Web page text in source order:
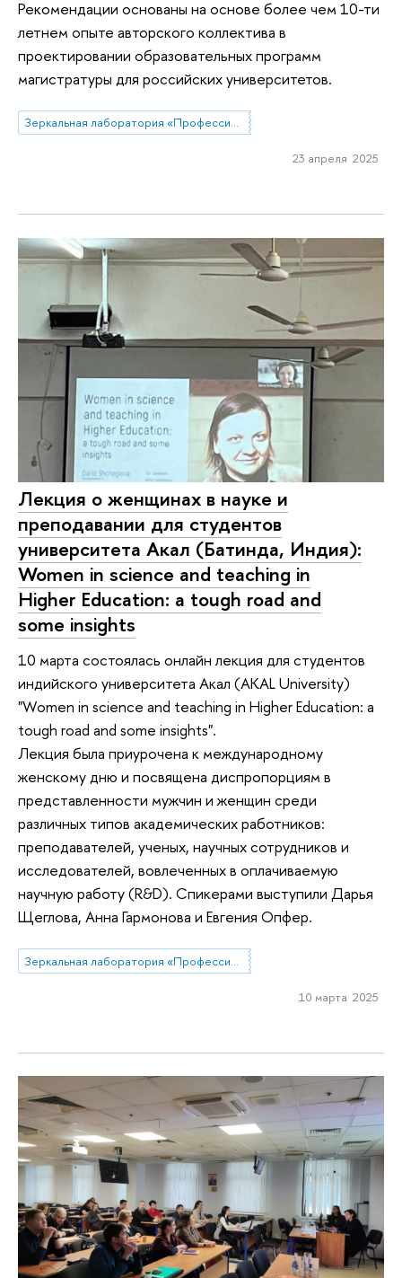
Рекомендации основаны на основе более чем 10-ти
летнем опыте авторского коллектива в
проектировании образовательных программ
магистратуры для российских университетов.
Зеркальная лаборатория «Профессиональные стратегии преподавателей высшей школы в современной России»
23 апреля 2025
Лекция о женщинах в науке и
преподавании для студентов
университета Акал (Батинда, Индия):
Women in science and teaching in
Higher Education: a tough road and
some insights
10 марта состоялась онлайн лекция для студентов
индийского университета Акал (AKAL University)
"Women in science and teaching in Higher Education: a
tough road and some insights".
Лекция была приурочена к международному
женскому дню и посвящена диспропорциям в
представленности мужчин и женщин среди
различных типов академических работников:
преподавателей, ученых, научных сотрудников и
исследователей, вовлеченных в оплачиваемую
научную работу (R&D). Спикерами выступили Дарья
Щеглова, Анна Гармонова и Евгения Опфер.
Зеркальная лаборатория «Профессиональные стратегии преподавателей высшей школы в современной России»
10 марта 2025